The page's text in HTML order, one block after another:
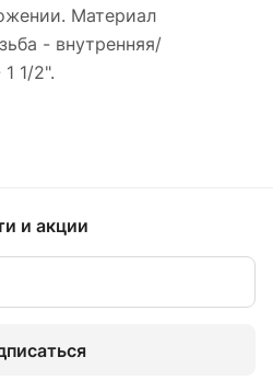
Материал
- внутренняя/
1/2".
и акции